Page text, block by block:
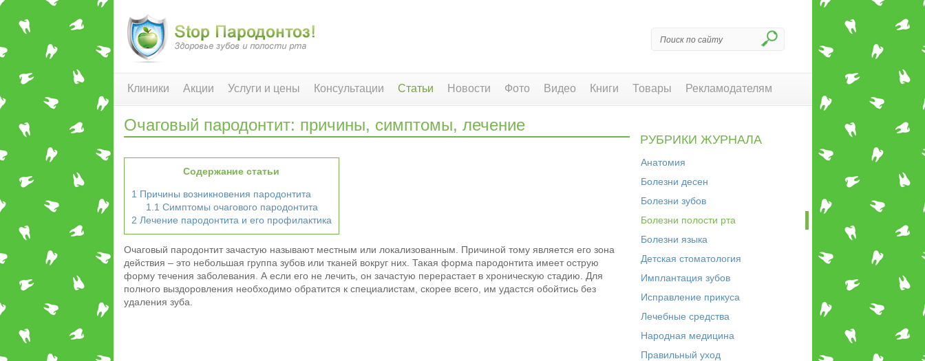
Клиники Акции Услуги и цены Консультации Статьи Новости Фото Видео Книги Товары Рекламодателям
Очаговый пародонтит: причины, симптомы, лечение
Содержание статьи
1 Причины возникновения пародонтита
1.1 Симптомы очагового пародонтита
2 Лечение пародонтита и его профилактика
Очаговый пародонтит зачастую называют местным или локализованным. Причиной тому является его зона
действия – это небольшая группа зубов или тканей вокруг них. Такая форма пародонтита имеет острую
форму течения заболевания. А если его не лечить, он зачастую перерастает в хроническую стадию. Для
полного выздоровления необходимо обратится к специалистам, скорее всего, им удастся обойтись без
удаления зуба.
РУБРИКИ ЖУРНАЛА
Анатомия
Болезни десен
Болезни зубов
Болезни полости рта
Болезни языка
Детская стоматология
Имплантация зубов
Исправление прикуса
Лечебные средства
Народная медицина
Правильный уход